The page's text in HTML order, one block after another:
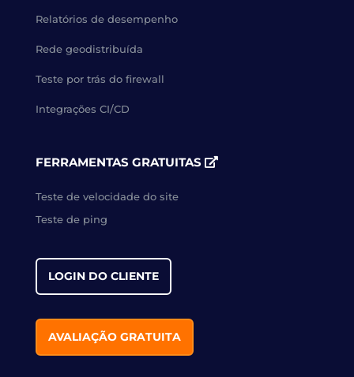
Relatórios de desempenho
Rede geodistribuída
Teste por trás do firewall
Integrações CI/CD
FERRAMENTAS GRATUITAS
Teste de velocidade do site
Teste de ping
LOGIN DO CLIENTE
AVALIAÇÃO GRATUITA